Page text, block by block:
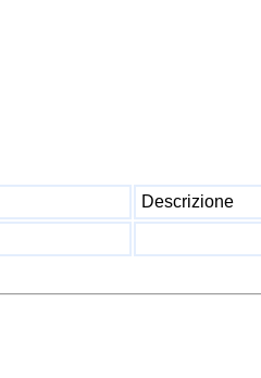
Descrizione